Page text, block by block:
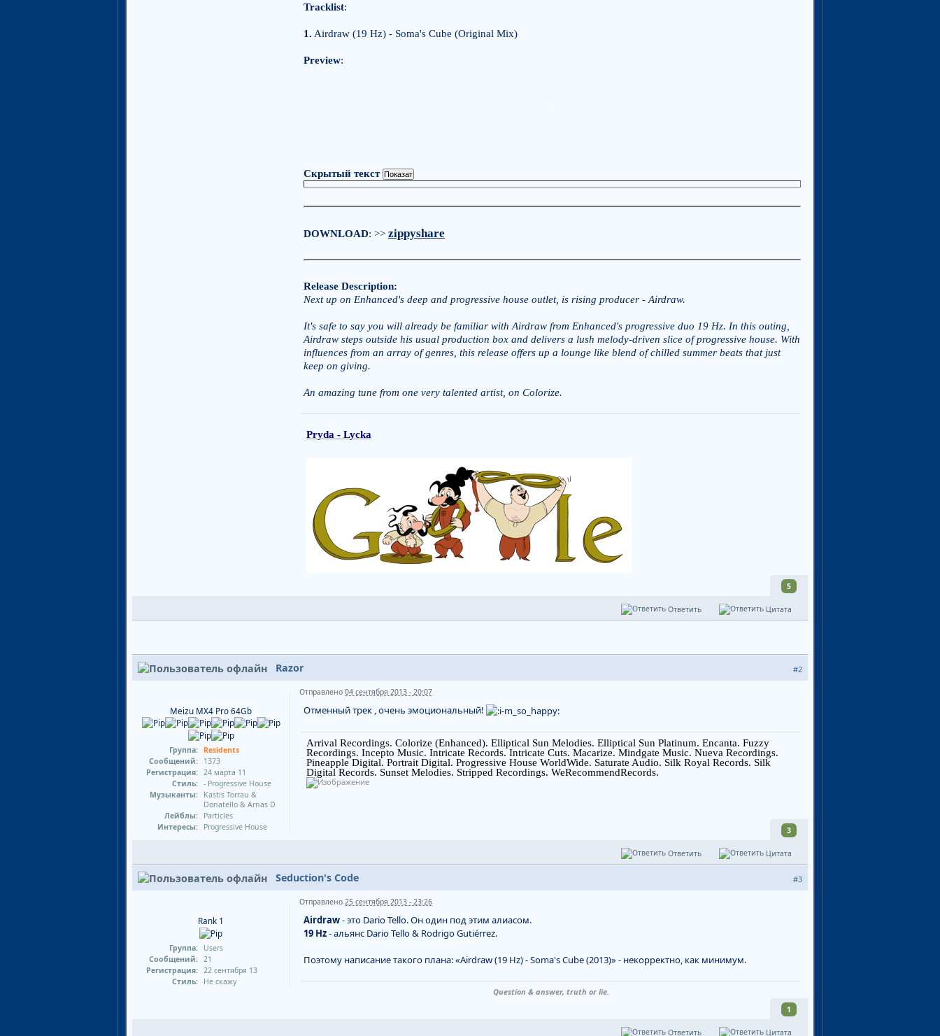
Tracklist:
1. Airdraw (19 Hz) - Soma's Cube (Original Mix)
Preview:
Скрытый текст
DOWNLOAD: >> zippyshare
Release Description:
Next up on Enhanced's deep and progressive house outlet, is rising producer - Airdraw.
It's safe to say you will already be familiar with Airdraw from Enhanced's progressive duo 19 Hz. In this outing,
Airdraw steps outside his usual production box and delivers a lush melody-driven slice of progressive house. With
influences from an array of genres, this release offers up a lounge like blend of chilled summer beats that just
keep on giving.
An amazing tune from one very talented artist, on Colorize.
Pryda - Lycka
5
Цитата
Ответить
#2
Razor
Meizu MX4 Pro 64Gb
Группа:
Residents
Сообщений:
1373
Регистрация:
24 марта 11
Стиль:
- Progressive House
Музыканты:
Kastis Torrau &
Donatello & Arnas D
Лейблы:
Particles
Интересы:
Progressive House
Отправлено 04 сентября 2013 - 20:07
Отменный трек , очень эмоциональный!
Arrival Recordings. Colorize (Enhanced). Elliptical Sun Melodies. Elliptical Sun Platinum. Encanta. Fuzzy
Recordings. Incepto Music. Intricate Records. Intricate Cuts. Macarize. Mindgate Music. Nueva Recordings.
Pineapple Digital. Portrait Digital. Progressive House WorldWide. Saturate Audio. Silk Royal Records. Silk
Digital Records. Sunset Melodies. Stripped Recordings. WeRecommendRecords.
3
Цитата
Ответить
#3
Seduction's Code
Rank 1
Группа:
Users
Сообщений:
21
Регистрация:
22 сентября 13
Стиль:
Не скажу
Отправлено 25 сентября 2013 - 23:26
Airdraw- это Dario Tello. Он один под этим алиасом.
19 Hz- альянс Dario Tello & Rodrigo Gutiérrez.
Поэтому написание такого плана: «Airdraw (19 Hz) - Soma's Cube (2013)» - некорректно, как минимум.
Question & answer, truth or lie.
1
Цитата
Ответить